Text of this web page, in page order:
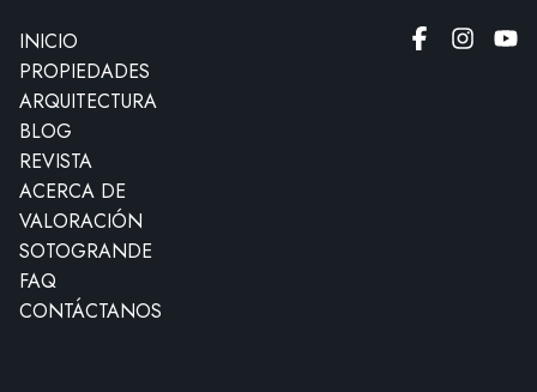
INICIO
PROPIEDADES
ARQUITECTURA
BLOG
REVISTA
ACERCA DE
VALORACIÓN
SOTOGRANDE
FAQ
CONTÁCTANOS